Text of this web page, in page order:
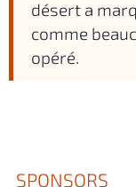
désert a
comme
opéré.
SPONSORS